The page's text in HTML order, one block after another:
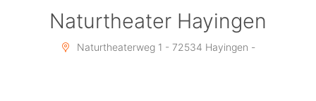
Naturtheater Hayingen
Naturtheaterweg 1 - 72534 Hayingen -